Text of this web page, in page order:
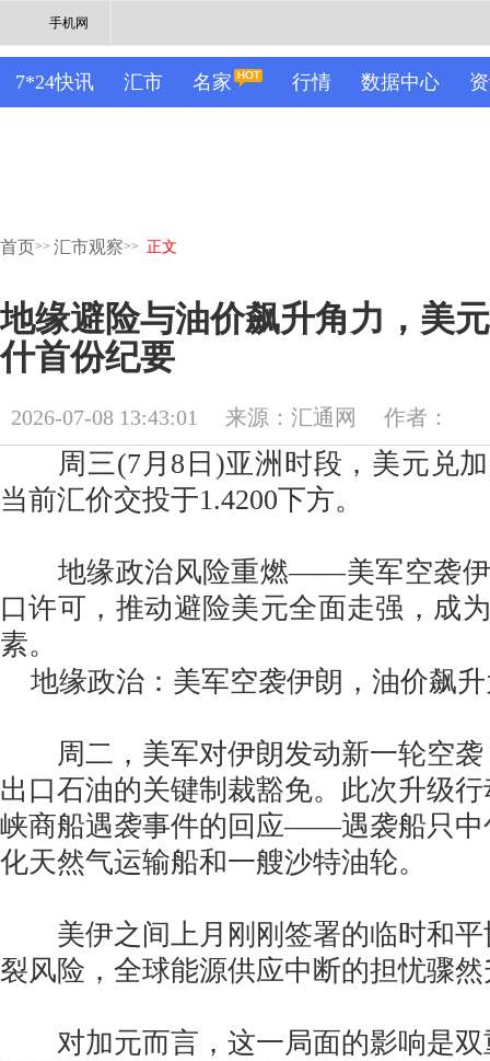
手机网
7*24快讯 汇市 名家 行情 数据中心
首页>> 汇市观察>> 正文
地缘避险与油价飙升角力，美
什首份纪要
2026-07-08 13:43:01 来源：汇通网 作者：
周三(7月8日)亚洲时段，美元兑加
当前汇价交投于1.4200下方。
地缘政治风险重燃——美军空袭伊
口许可，推动避险美元全面走强，成
素。
地缘政治：美军空袭伊朗，油价飙
周二，美军对伊朗发动新一轮空袭
出口石油的关键制裁豁免。此次升级
峡商船遇袭事件的回应——遇袭船只中
化天然气运输船和一艘沙特油轮。
美伊之间上月刚刚签署的临时和平
裂风险，全球能源供应中断的担忧骤
对加元而言，这一局面的影响是双